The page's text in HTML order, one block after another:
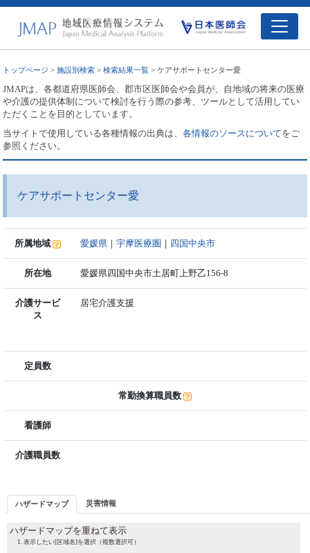
トップページ >施設別検索 >検索結果一覧 > ケアサポートセンター愛
JMAPは、各都道府県医師会、郡市区医師会や会員が、自地域の将来の医療
や介護の提供体制について検討を行う際の参考、ツールとして活用してい
ただくことを目的としています。
当サイトで使用している各種情報の出典は、各情報のソースについてをご
参照ください。
ケアサポートセンター愛
所属地域 愛媛県 ｜宇摩医療圏 ｜ 四国中央市
所在地 愛媛県四国中央市土居町上野乙156-8
介護サービ
ス
居宅介護支援
定員数
常勤換算職員数
看護師
介護職員数
ハザードマップ 災害情報
ハザードマップを重ねて表示
表示したい[区域名]を選択（複数選択可）